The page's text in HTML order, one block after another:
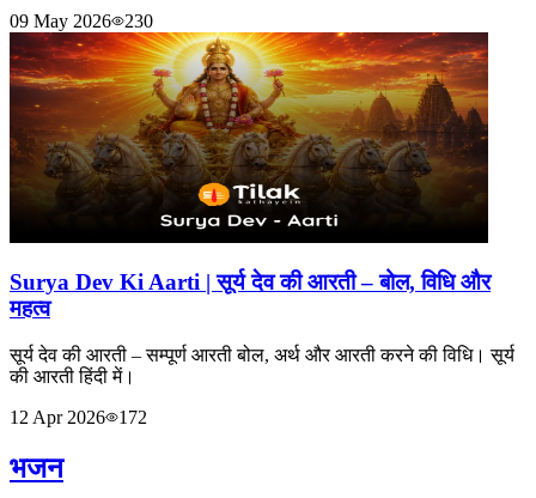
09 May 2026
230
Surya Dev Ki Aarti | सूर्य देव की आरती – बोल, विधि और
महत्व
सूर्य देव की आरती – सम्पूर्ण आरती बोल, अर्थ और आरती करने की विधि। सूर्य
की आरती हिंदी में।
12 Apr 2026
172
भजन